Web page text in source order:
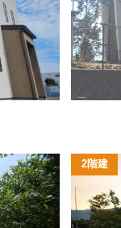
2階建